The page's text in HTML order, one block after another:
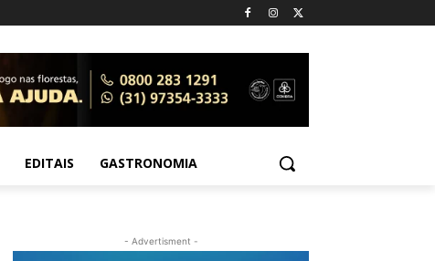
EDITAIS GASTRONOMIA
- Advertisment -